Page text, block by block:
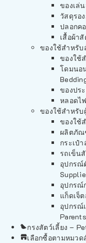
ของเล่
วัสดุรอ
ปลอกค
เสื้อผ้า
ของใช้สำหรับ
ของใช้
โดมนอ
ของปร
หลอดไ
ของใช้สำหรับ
ของใช้
ผลิตภัณ
กระเป๋
รถเข็น
อุปกรณ์
อุปกรณ์
แก็ดเจ็
อุปกรณ์
Parents
กรงสัตว์เลี้ยง –
เลือกซื้อตามหมวด